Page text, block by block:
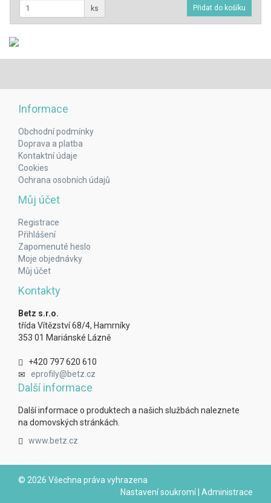
ks
Informace
Obchodní podmínky
Doprava a platba
Kontaktní údaje
Cookies
Ochrana osobních údajů
Můj účet
Registrace
Přihlášení
Zapomenuté heslo
Moje objednávky
Můj účet
Kontakty
Betz s.r.o.
třída Vítězství 68/4, Hamrníky
353 01 Mariánské Lázně
+420 797 620 610
eprofily@betz.cz
Další informace
Další informace o produktech a našich službách naleznete
na domovských stránkách.
www.betz.cz
© 2026 Všechna práva vyhrazena
Nastavení soukromí| Administrace